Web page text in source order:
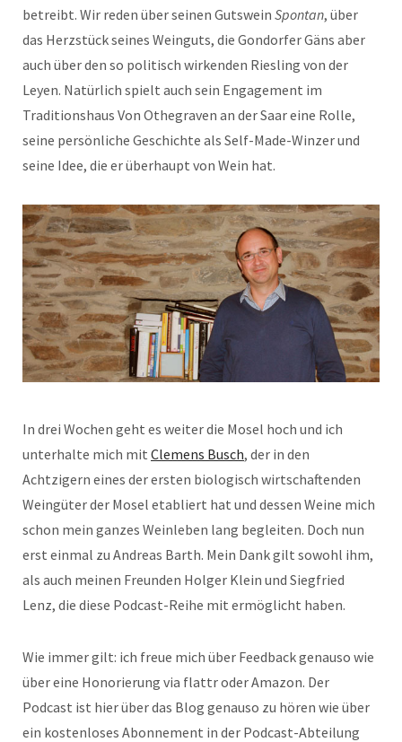
betreibt. Wir reden über seinen Gutswein Spontan, über
das Herzstück seines Weinguts, die Gondorfer Gäns aber
auch über den so politisch wirkenden Riesling von der
Leyen. Natürlich spielt auch sein Engagement im
Traditionshaus Von Othegraven an der Saar eine Rolle,
seine persönliche Geschichte als Self-Made-Winzer und
seine Idee, die er überhaupt von Wein hat.
In drei Wochen geht es weiter die Mosel hoch und ich
unterhalte mich mit Clemens Busch, der in den
Achtzigern eines der ersten biologisch wirtschaftenden
Weingüter der Mosel etabliert hat und dessen Weine mich
schon mein ganzes Weinleben lang begleiten. Doch nun
erst einmal zu Andreas Barth. Mein Dank gilt sowohl ihm,
als auch meinen Freunden Holger Klein und Siegfried
Lenz, die diese Podcast-Reihe mit ermöglicht haben.
Wie immer gilt: ich freue mich über Feedback genauso wie
über eine Honorierung via flattr oder Amazon. Der
Podcast ist hier über das Blog genauso zu hören wie über
ein kostenloses Abonnement in der Podcast-Abteilung